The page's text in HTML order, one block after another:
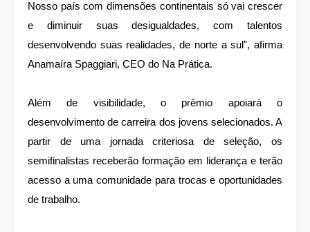
Nosso país com dimensões continentais só vai crescer
e diminuir suas desigualdades, com talentos
desenvolvendo suas realidades, de norte a sul”, afirma
Anamaíra Spaggiari, CEO do Na Prática.
Além de visibilidade, o prêmio apoiará o
desenvolvimento de carreira dos jovens selecionados. A
partir de uma jornada criteriosa de seleção, os
semifinalistas receberão formação em liderança e terão
acesso a uma comunidade para trocas e oportunidades
de trabalho.